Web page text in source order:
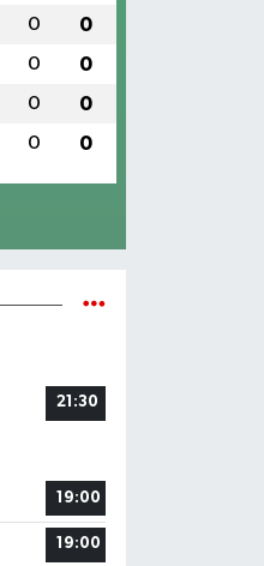
0 0
0 0
0 0
0 0
21:30
19:00
19:00